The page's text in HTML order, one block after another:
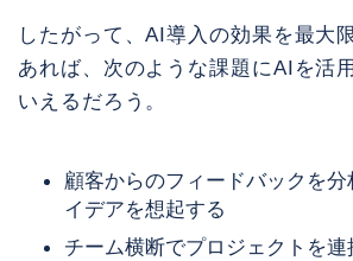
したがって、AI導入の効果を最大
あれば、次のような課題にAIを活
いえるだろう。
顧客からのフィードバックを
イデアを想起する
チーム横断でプロジェクトを連